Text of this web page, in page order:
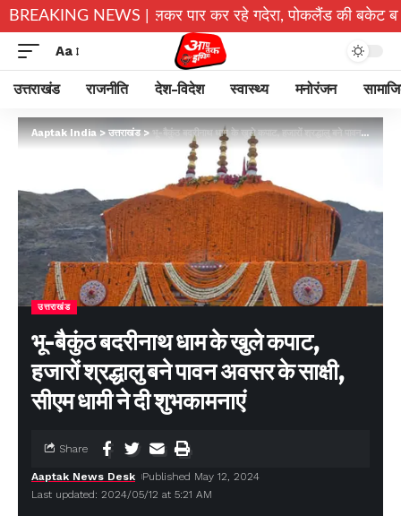
BREAKING NEWS |
जोखिम में डालकर पार कर रहे गदेरा, पोकलैंड की बकेट बनी सहारा
Aa
उत्तराखंड राजनीति देश-विदेश स्वास्थ्य मनोरंजन
Aaptak India>उत्तराखंड>भू-बैकुंठ बदरीनाथ धाम के खुले कपाट, हजारों श्रद्धालु बने पावन अवसर के साक्षी, सीएम धामी ने दी शुभकामनाएं
उत्तराखंड
भू-बैकुंठ बदरीनाथ धाम के खुले कपाट,
हजारों श्रद्धालु बने पावन अवसर के साक्षी,
सीएम धामी ने दी शुभकामनाएं
Last updated: 2024/05/12 at 5:21 AM
Aaptak News Desk Published May 12, 2024
Share